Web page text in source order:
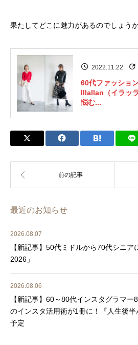
果たしてどこに魅力があるのでしょうか
2022.11.22
60代ファッショ
Illallan（イラッ
悩む...
最近のお知らせ
2026.08.07
【新記事】50代ミドルから70代シニ
2026」
2026.08.06
【新記事】60～80代インスタグラマ
のインスタ活用術が1冊に！『人生後
予定